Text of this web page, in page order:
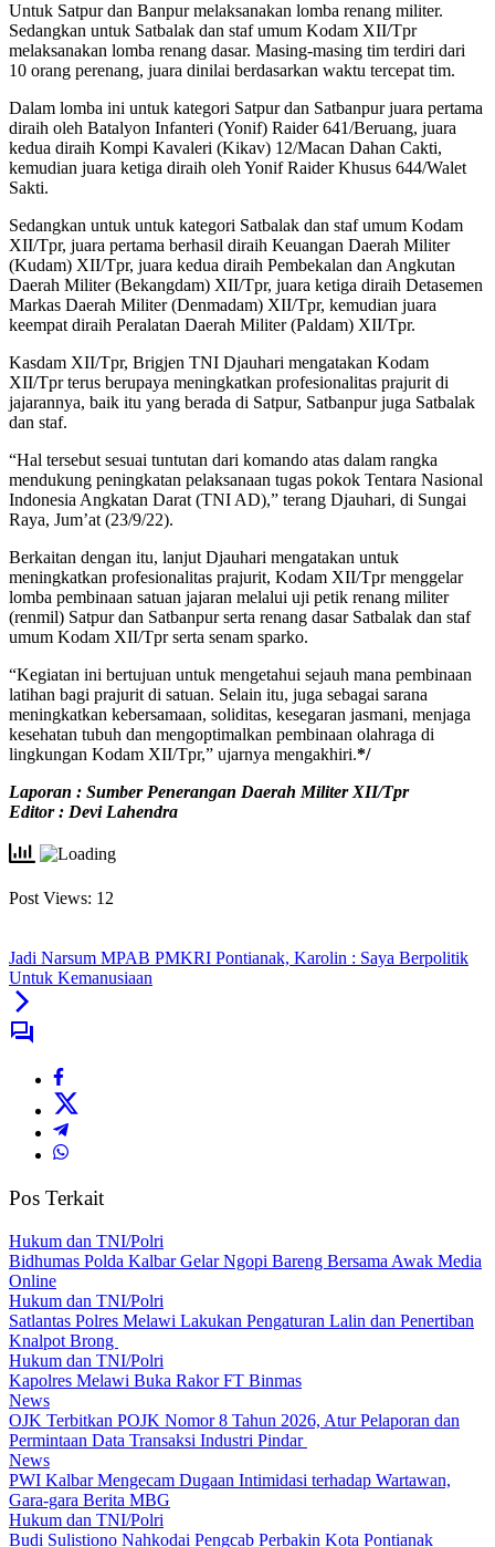
Untuk Satpur dan Banpur melaksanakan lomba renang militer.
Sedangkan untuk Satbalak dan staf umum Kodam XII/Tpr
melaksanakan lomba renang dasar. Masing-masing tim terdiri dari
10 orang perenang, juara dinilai berdasarkan waktu tercepat tim.
Dalam lomba ini untuk kategori Satpur dan Satbanpur juara pertama
diraih oleh Batalyon Infanteri (Yonif) Raider 641/Beruang, juara
kedua diraih Kompi Kavaleri (Kikav) 12/Macan Dahan Cakti,
kemudian juara ketiga diraih oleh Yonif Raider Khusus 644/Walet
Sakti.
Sedangkan untuk untuk kategori Satbalak dan staf umum Kodam
XII/Tpr, juara pertama berhasil diraih Keuangan Daerah Militer
(Kudam) XII/Tpr, juara kedua diraih Pembekalan dan Angkutan
Daerah Militer (Bekangdam) XII/Tpr, juara ketiga diraih Detasemen
Markas Daerah Militer (Denmadam) XII/Tpr, kemudian juara
keempat diraih Peralatan Daerah Militer (Paldam) XII/Tpr.
Kasdam XII/Tpr, Brigjen TNI Djauhari mengatakan Kodam
XII/Tpr terus berupaya meningkatkan profesionalitas prajurit di
jajarannya, baik itu yang berada di Satpur, Satbanpur juga Satbalak
dan staf.
“Hal tersebut sesuai tuntutan dari komando atas dalam rangka
mendukung peningkatan pelaksanaan tugas pokok Tentara Nasional
Indonesia Angkatan Darat (TNI AD),” terang Djauhari, di Sungai
Raya, Jum’at (23/9/22).
Berkaitan dengan itu, lanjut Djauhari mengatakan untuk
meningkatkan profesionalitas prajurit, Kodam XII/Tpr menggelar
lomba pembinaan satuan jajaran melalui uji petik renang militer
(renmil) Satpur dan Satbanpur serta renang dasar Satbalak dan staf
umum Kodam XII/Tpr serta senam sparko.
“Kegiatan ini bertujuan untuk mengetahui sejauh mana pembinaan
latihan bagi prajurit di satuan. Selain itu, juga sebagai sarana
meningkatkan kebersamaan, soliditas, kesegaran jasmani, menjaga
kesehatan tubuh dan mengoptimalkan pembinaan olahraga di
lingkungan Kodam XII/Tpr,” ujarnya mengakhiri.*/
Laporan : Sumber Penerangan Daerah Militer XII/Tpr
Editor : Devi Lahendra
Post Views: 12
Jadi Narsum MPAB PMKRI Pontianak, Karolin : Saya Berpolitik
Untuk Kemanusiaan
Pos Terkait
Hukum dan TNI/Polri
Bidhumas Polda Kalbar Gelar Ngopi Bareng Bersama Awak Media
Online
Hukum dan TNI/Polri
Satlantas Polres Melawi Lakukan Pengaturan Lalin dan Penertiban
Knalpot Brong
Hukum dan TNI/Polri
Kapolres Melawi Buka Rakor FT Binmas
News
OJK Terbitkan POJK Nomor 8 Tahun 2026, Atur Pelaporan dan
Permintaan Data Transaksi Industri Pindar
News
PWI Kalbar Mengecam Dugaan Intimidasi terhadap Wartawan,
Gara-gara Berita MBG
Hukum dan TNI/Polri
Budi Sulistiono Nahkodai Pengcab Perbakin Kota Pontianak